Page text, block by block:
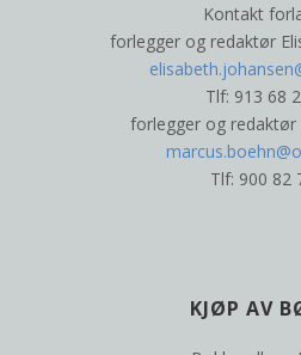
Kontakt
forlegger og redaktør
Tlf: 913 68
forlegger og redaktør
Tlf: 900 82
KJØP AV